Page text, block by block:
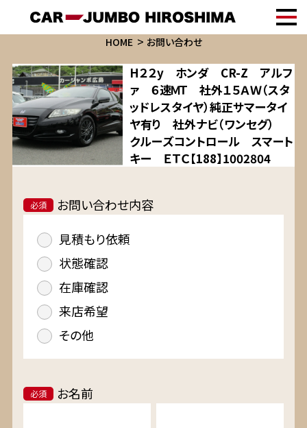
HOME お問い合わせ
H２２y ホンダ CR-Z アルフ
ァ ６速ＭＴ 社外１５ＡＷ（スタ
ッドレスタイヤ）純正サマータイ
ヤ有り 社外ナビ（ワンセグ）
クルーズコントロール スマート
キー ＥＴＣ【188】1002804
必須
お問い合わせ内容
見積もり依頼
状態確認
在庫確認
来店希望
その他
必須 お名前